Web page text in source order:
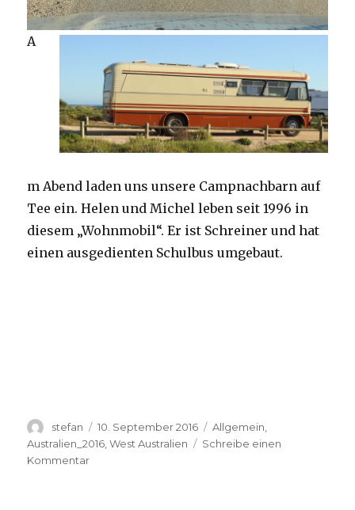
A
m Abend laden uns unsere Campnachbarn auf
Tee ein. Helen und Michel leben seit 1996 in
diesem „Wohnmobil“. Er ist Schreiner und hat
einen ausgedienten Schulbus umgebaut.
Autor
stefan
Veröffentlicht
am
10. September 2016 Kategorien
Allgemein
Australien_2016 ,West Australien
Schreibe einen
Kommentarzu